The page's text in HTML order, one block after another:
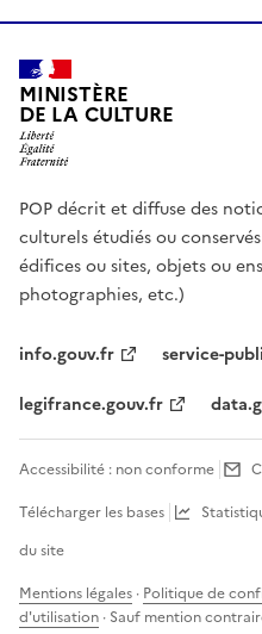
MINISTÈRE
DE LA CULTURE
POP décrit et diffuse des
culturels étudiés ou
édifices ou sites, objets ou
photographies, etc.)
info.gouv.fr
service-
legifrance.gouv.fr
Accessibilité : non conforme
Télécharger les bases
du site
Mentions légales · Politique de
d'utilisation · Sauf mention